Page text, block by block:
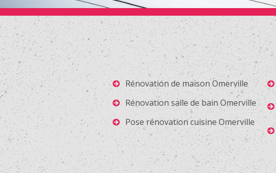
Rénovation de maison Omerville
Rénovation salle de bain Omerville
Pose rénovation cuisine Omerville